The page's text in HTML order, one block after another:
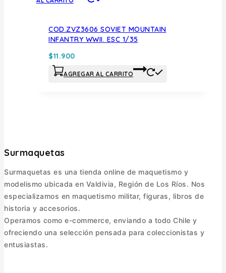
COD.ZVZ3606 SOVIET MOUNTAIN
INFANTRY WWII. ESC 1/35
$11.900
AGREGAR AL CARRITO
Surmaquetas
Surmaquetas es una tienda online de maquetismo y
modelismo ubicada en Valdivia, Región de Los Ríos. Nos
especializamos en maquetismo militar, figuras, libros de
historia y accesorios.
Operamos como e-commerce, enviando a todo Chile y
ofreciendo una selección pensada para coleccionistas y
entusiastas.